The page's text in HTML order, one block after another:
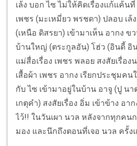
เล้ง บอก ไซ ไม่ให้คิดเรื่องแก้แค้น
เพชร (มะเหมี่ยว พรชดา) ปลอบ เล้
(เหนือ ดิสรยา) เข้ามาเห็น อากง ข
บ้านใหญ่ (ตระกูลอัน) โฮ่ว (อินดี้ อิ
แม่สื่อเรื่อง เพชร พลอย สงสัยเรื่อง
เสื้อผ้า เพชร อากง เรียกประชุมคน
กับ ไซ เข้ามาอยู่ในบ้าน อาจู (ปู น
เกตุคำ) สงสัยเรื่อง อิ่ม เข้าข้าง อ
ไว้!! ในวันเผา นวล หลังจากทุกคน
มอง และนึกถึงตอนที่เจอ นวล ครั้ง